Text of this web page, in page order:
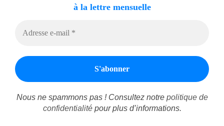
Enseignements ALTIUS
Enseignements CCRFE-ABC
Retraites
à la lettre mensuelle
Nous ne spammons pas ! Consultez notre politique de
confidentialitépour plus d’informations.